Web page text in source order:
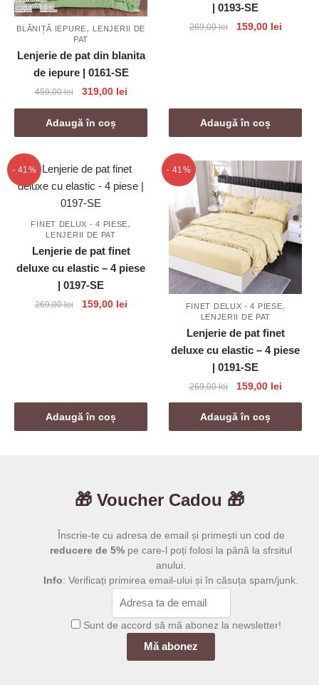
BLĂNIȚĂ IEPURE, LENJERII DE
PAT
Lenjerie de pat din blanita
de iepure | 0161-SE
459,00lei
Prețul
inițial
a
fost:
319,00 leiPrețul
curent
319,00 lei.
Adaugă în coș
| 0193-SE
269,00lei
Prețul
159,00 leiPrețul
Adaugă în coș
- 41%
FINET DELUX - 4 PIESE,
LENJERII DE PAT
Lenjerie de pat finet
deluxe cu elastic – 4 piese
| 0197-SE
269,00lei
Prețul
159,00 leiPrețul
159,00 lei.
Adaugă în coș
- 41%
FINET DELUX - 4 PIESE,
LENJERII DE PAT
Lenjerie de pat finet
deluxe cu elastic – 4 piese
| 0191-SE
269,00lei
Prețul
inițial
a
fost:
159,00 leiPrețul
curent
159,00
Adaugă în coș
🎁 Voucher Cadou 🎁
Înscrie-te cu adresa de email și primești un cod de
reducere de 5% pe care-l poți folosi la până la sfrsitul
anului.
Info: Verificați primirea email-ului și în căsuța spam/junk.
Sunt de accord să mă abonez la newsletter!